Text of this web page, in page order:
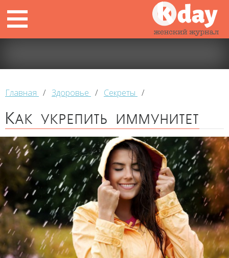
Главная / Здоровье / Секреты /
Как укрепить иммунитет